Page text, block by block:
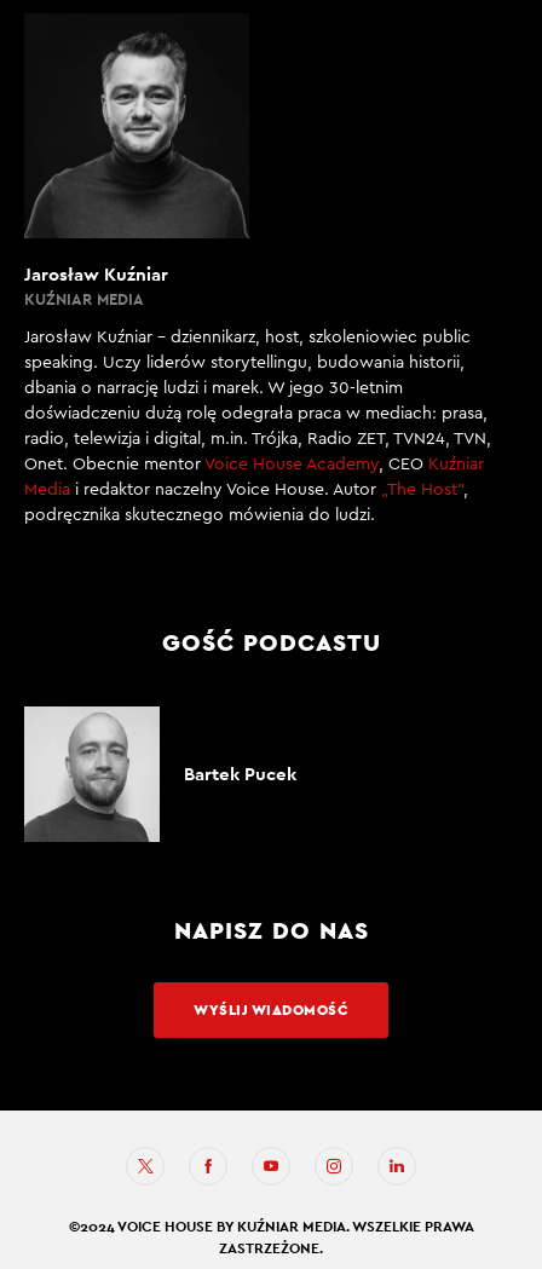
Jarosław Kuźniar
KUŹNIAR MEDIA
Jarosław Kuźniar – dziennikarz, host, szkoleniowiec public
speaking. Uczy liderów storytellingu, budowania historii,
dbania o narrację ludzi i marek. W jego 30-letnim
doświadczeniu dużą rolę odegrała praca w mediach: prasa,
radio, telewizja i digital, m.in. Trójka, Radio ZET, TVN24, TVN,
Onet. Obecnie mentor Voice House Academy, CEO Kuźniar
Media i redaktor naczelny Voice House. Autor „The Host”,
podręcznika skutecznego mówienia do ludzi.
GOŚĆ PODCASTU
Bartek Pucek
NAPISZ DO NAS
WYŚLIJ WIADOMOŚĆ
©2024 VOICE HOUSE BY KUŹNIAR MEDIA. WSZELKIE PRAWA
ZASTRZEŻONE.